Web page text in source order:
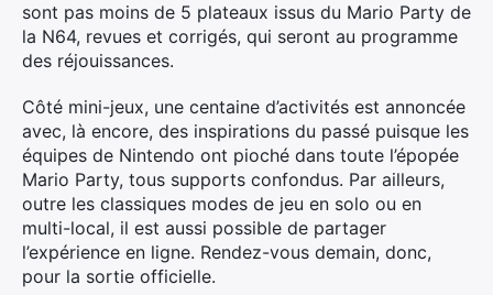
sont pas moins de 5 plateaux issus du Mario Party de
la N64, revues et corrigés, qui seront au programme
des réjouissances.
Côté mini-jeux, une centaine d’activités est annoncée
avec, là encore, des inspirations du passé puisque les
équipes de Nintendo ont pioché dans toute l’épopée
Mario Party, tous supports confondus. Par ailleurs,
outre les classiques modes de jeu en solo ou en
multi-local, il est aussi possible de partager
l’expérience en ligne. Rendez-vous demain, donc,
pour la sortie officielle.